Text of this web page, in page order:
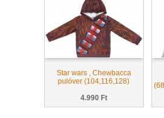
Star wars , Chewbacca
pulóver (104,116,128)
4.990 Ft